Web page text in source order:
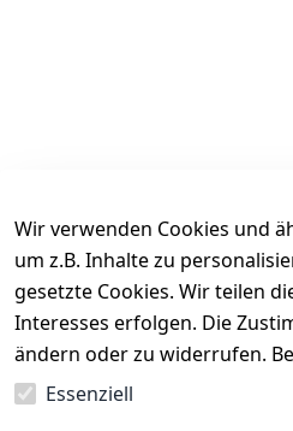
Es hat noch niemand eine
Wir verwenden Cookies und
um z.B. Inhalte zu
gesetzte Cookies. Wir teilen
Interesses erfolgen. Die
ändern oder zu widerrufen.
Essenziell